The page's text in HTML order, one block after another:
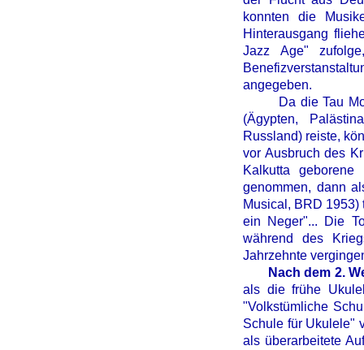
konnten die
Hinterausgang
Jazz Age"
angegeben.
Da die Tau Moe
(Ägypten,
Russland) reiste,
vor Ausbruch des
Kalkutta
genommen, dann
Musical, BRD 1953)
ein Neger"...
Die
während des
Jahrzehnte
Nach dem 2.
als die frühe
"Volkstümliche
Schule für Ukulele"
als überarbeitete